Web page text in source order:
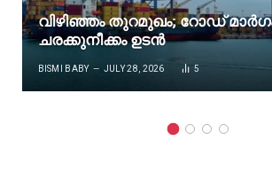
വിഴിഞ്ഞം തുറമുഖം; റോഡ്
ചരക്കുനീക്കം ഉടൻ
BISMI BABY JULY 28, 2026 5